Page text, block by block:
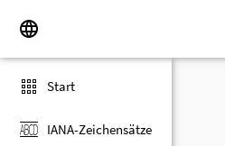
Start
IANA-Zeichensätze